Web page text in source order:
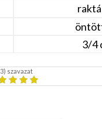
3/4
3) szavazat